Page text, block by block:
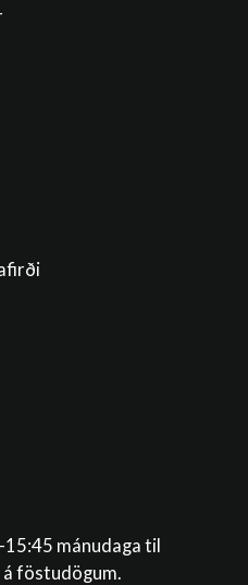
mánudaga til
föstudögum.